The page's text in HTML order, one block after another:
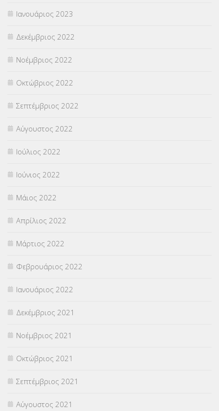
Ιανουάριος 2023
Δεκέμβριος 2022
Νοέμβριος 2022
Οκτώβριος 2022
Σεπτέμβριος 2022
Αύγουστος 2022
Ιούλιος 2022
Ιούνιος 2022
Μάιος 2022
Απρίλιος 2022
Μάρτιος 2022
Φεβρουάριος 2022
Ιανουάριος 2022
Δεκέμβριος 2021
Νοέμβριος 2021
Οκτώβριος 2021
Σεπτέμβριος 2021
Αύγουστος 2021